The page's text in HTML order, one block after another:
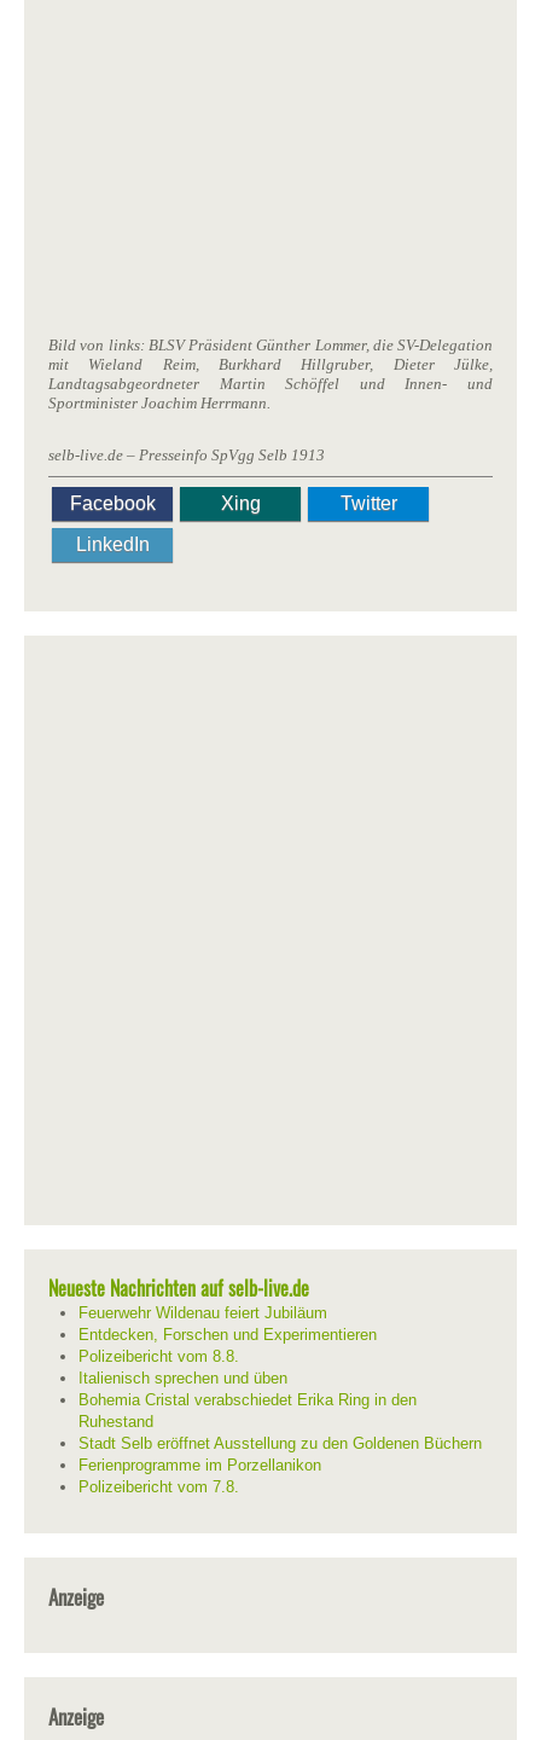
Bild von links: BLSV Präsident Günther Lommer, die SV-Delegation
mit Wieland Reim, Burkhard Hillgruber, Dieter Jülke,
Landtagsabgeordneter Martin Schöffel und Innen- und
Sportminister Joachim Herrmann.
selb-live.de – Presseinfo SpVgg Selb 1913
Facebook Xing
Twitter
LinkedIn
Neueste Nachrichten auf selb-live.de
Feuerwehr Wildenau feiert Jubiläum
Entdecken, Forschen und Experimentieren
Polizeibericht vom 8.8.
Italienisch sprechen und üben
Bohemia Cristal verabschiedet Erika Ring in den
Ruhestand
Stadt Selb eröffnet Ausstellung zu den Goldenen Büchern
Ferienprogramme im Porzellanikon
Polizeibericht vom 7.8.
Anzeige
Anzeige